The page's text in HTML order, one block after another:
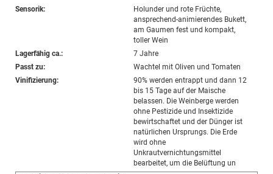
Sensorik:
Holunder und rote Früchte,
ansprechend-animierendes Bukett,
am Gaumen fest und kompakt,
toller Wein
Lagerfähig ca.:
7 Jahre
Passt zu:
Wachtel mit Oliven und Tomaten
Vinifizierung:
90% werden entrappt und dann 12
bis 15 Tage auf der Maische
belassen. Die Weinberge werden
ohne Pestizide und Insektizide
bewirtschaftet und der Dünger ist
natürlichen Ursprungs. Die Erde
wird ohne
Unkrautvernichtungsmittel
bearbeitet, um die Belüftung un